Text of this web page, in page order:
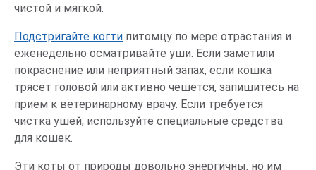
чистой и мягкой.
Подстригайте когти питомцу по мере отрастания и
еженедельно осматривайте уши. Если заметили
покраснение или неприятный запах, если кошка
трясет головой или активно чешется, запишитесь на
прием к ветеринарному врачу. Если требуется
чистка ушей, используйте специальные средства
для кошек.
Эти коты от природы довольно энергичны, но им